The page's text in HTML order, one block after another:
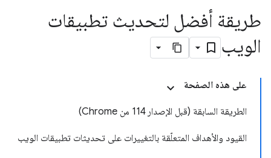
طريقة أفضل لتحديث تطبيقات
الويب
على هذه الصفحة
الطريقة السابقة (قبل الإصدار 114 من Chrome)
القيود والأهداف المتعلّقة بالتغييرات على تحديثات تطبيقات الويب